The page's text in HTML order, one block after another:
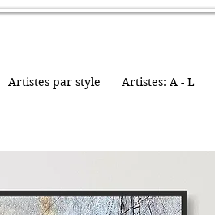
Artistes par style Artistes: A - L